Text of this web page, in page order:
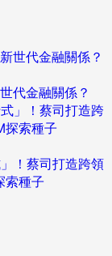
代金融關係？
！蔡司打造跨領
索種子